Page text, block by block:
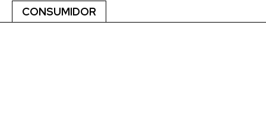
CONSUMIDOR